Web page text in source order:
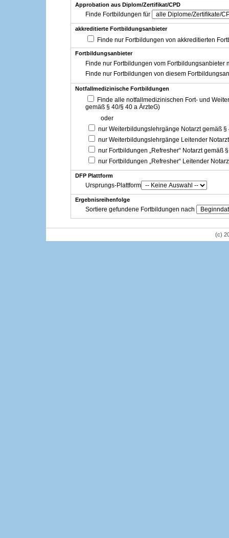
Approbation aus Diplom/Zertifikat/CPD
Finde Fortbildungen für
akkreditierte Fortbildungsanbieter
Finde nur Fortbildungen von akkreditierten
Fortbildungsanbieter
Finde nur Fortbildungen vom Fortbildungsanbieter
Finde nur Fortbildungen von diesem
Notfallmedizinische Fortbildungen
Finde alle notfallmedizinischen Fort- und
gemäß § 40/§ 40 a ÄrzteG)
oder
nur Weiterbildungslehrgänge Notarzt gemäß §
nur Weiterbildungslehrgänge Leitender
nur Fortbildungen „Refresher“ Notarzt gemäß
nur Fortbildungen „Refresher“ Leitender
DFP Plattform
Ursprungs-Plattform
Ergebnisreihenfolge
Sortiere gefundene Fortbildungen nach
(c)